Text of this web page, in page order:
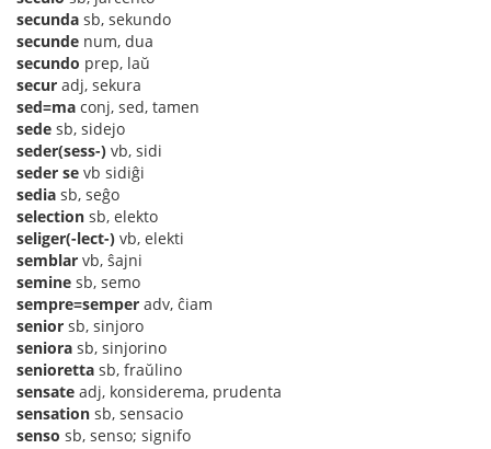
secunda sb, sekundo
secunde num, dua
secundo prep, laŭ
secur adj, sekura
sed=ma conj, sed, tamen
sede sb, sidejo
seder(sess-) vb, sidi
seder se vb sidiĝi
sedia sb, seĝo
selection sb, elekto
seliger(-lect-) vb, elekti
semblar vb, ŝajni
semine sb, semo
sempre=semper adv, ĉiam
senior sb, sinjoro
seniora sb, sinjorino
senioretta sb, fraŭlino
sensate adj, konsiderema, prudenta
sensation sb, sensacio
senso sb, senso; signifo